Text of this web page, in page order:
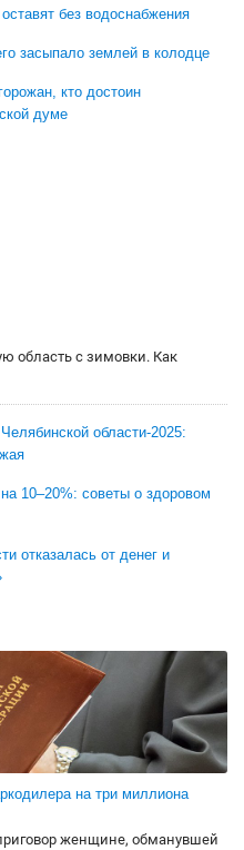
без водоснабжения
засыпало землей в колодце
кто достоин
думе
область с зимовки. Как
области-2025:
10–20%: советы о здоровом
отказалась от денег и
на три миллиона
женщине, обманувшей